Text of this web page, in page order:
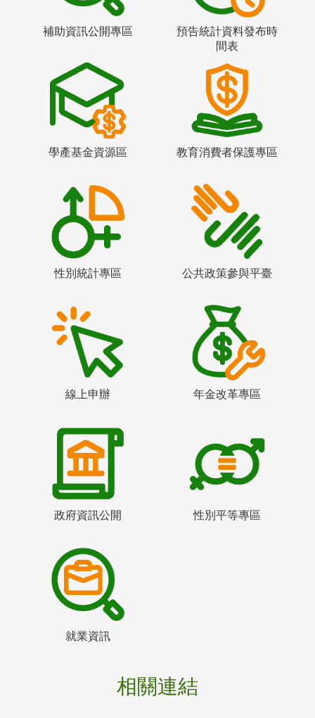
補助資訊公開專區
預告統計資料發布時
間表
學產基金資源區 教育消費者保護專區
性別統計專區 公共政策參與平臺
線上申辦 年金改革專區
政府資訊公開 性別平等專區
就業資訊
相關連結